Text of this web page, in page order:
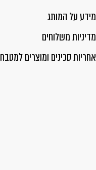
מידע על המותג
מדיניות משלוחים
אחריות סכינים ומוצרים למטבח